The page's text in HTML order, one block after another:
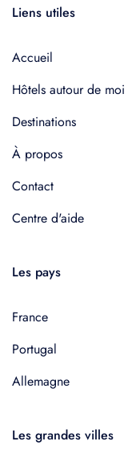
Liens utiles
Accueil
Hôtels autour de moi
Destinations
À propos
Contact
Centre d'aide
Les pays
France
Portugal
Allemagne
Les grandes villes